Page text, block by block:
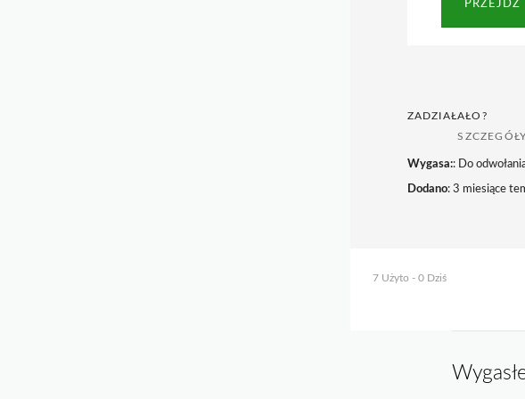
PRZEJDŹ
ZADZIAŁAŁO?
Wygasa:: Do
Dodano: 3 miesiące
7 Użyto - 0 Dziś